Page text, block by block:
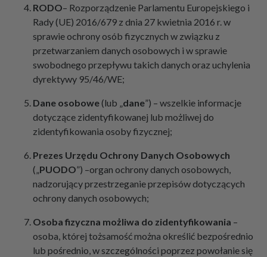
RODO– Rozporządzenie Parlamentu Europejskiego i
Rady (UE) 2016/679 z dnia 27 kwietnia 2016 r. w
sprawie ochrony osób fizycznych w związku z
przetwarzaniem danych osobowych i w sprawie
swobodnego przepływu takich danych oraz uchylenia
dyrektywy 95/46/WE;
Dane osobowe(lub „dane”) – wszelkie informacje
dotyczące zidentyfikowanej lub możliwej do
zidentyfikowania osoby fizycznej;
Prezes Urzędu Ochrony Danych Osobowych
(„PUODO”) –organ ochrony danych osobowych,
nadzorujący przestrzeganie przepisów dotyczących
ochrony danych osobowych;
Osoba fizyczna możliwa do zidentyfikowania –
osoba, której tożsamość można określić bezpośrednio
lub pośrednio, w szczególności poprzez powołanie się